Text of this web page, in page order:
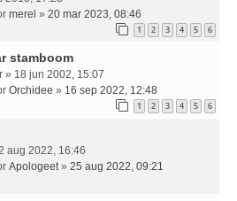
merel » 20 mar 2023, 08:46
1 2 3 4 5 6
stamboom
» 18 jun 2002, 15:07
Orchidee » 16 sep 2022, 12:48
1 2 3 4 5 6
aug 2022, 16:46
Apologeet » 25 aug 2022, 09:21